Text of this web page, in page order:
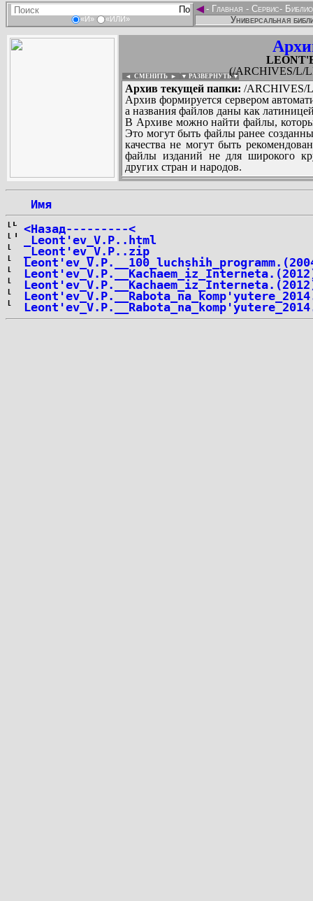
«И» «ИЛИ»
◄- Главная - Сервис-
Универсальная
(/ARCHIVES/L/
◄ СМЕНИТЬ ► ▼ РАЗВЕРНУТЬ ▼
Архив текущей папки: /ARCHIVES/
Архив формируется сервером
а названия файлов даны как
В Архиве можно найти файлы,
Это могут быть файлы ранее
качества не могут быть
файлы изданий не для широкого
других стран и народов.
Имя
<Назад---------<
_Leont'ev_V.P..html
_Leont'ev_V.P..zip